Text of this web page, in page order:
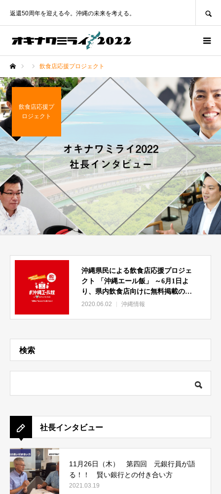
返還50周年を迎える今。沖縄の未来を考える。
飲食店応援プロジェクト
飲食店応援プ
ロジェクト
沖縄県民による飲食店応援プロジェ
クト 「沖縄エール飯」 ～6月1日よ
り、県内飲食店向けに無料掲載の受
付を開始～
2020.06.02 沖縄情報
検索
社長インタビュー
11月26日（木） 第四回 元銀行員が語
る！！ 賢い銀行との付き合い方
2021.03.19